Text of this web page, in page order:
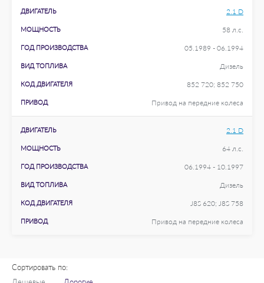
ДВИГАТЕЛЬ 2.1 D
МОЩНОСТЬ 58 л.с.
ГОД ПРОИЗВОДСТВА 05.1989 - 06.1994
ВИД ТОПЛИВА Дизель
КОД ДВИГАТЕЛЯ 852 720; 852 750
ПРИВОД Привод на передние колеса
ДВИГАТЕЛЬ 2.1 D
МОЩНОСТЬ 64 л.с.
ГОД ПРОИЗВОДСТВА 06.1994 - 10.1997
ВИД ТОПЛИВА Дизель
КОД ДВИГАТЕЛЯ J8S 620; J8S 758
ПРИВОД Привод на передние колеса
Сортировать по: